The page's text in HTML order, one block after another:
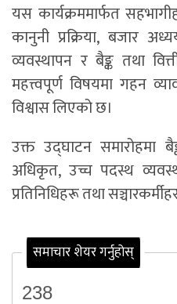
यस कार्यक्रममार्फत
कानुनी प्रक्रिया, बजार
व्यवस्थापन र बैङ्क तथा
महत्त्वपूर्ण विषयमा गहन
विश्वास लिएको छ।
उक्त उद्घाटन समारोहमा
अधिकृत, उच्च पदस्थ
प्रतिनिधिहरू तथा
समाचार शेयर गर्नुहोस्
238